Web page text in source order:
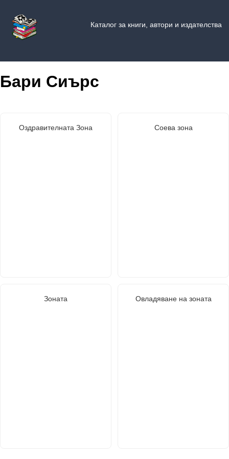
Каталог за книги, автори и издателства
Бари Сиърс
Оздравителната Зона Соева зона
Зоната Овладяване на зоната